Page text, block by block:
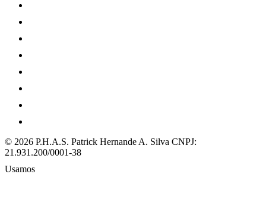
© 2026 P.H.A.S. Patrick Hernande A. Silva CNPJ:
21.931.200/0001-38
Usamos